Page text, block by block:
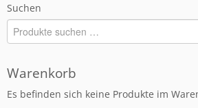
Suchen
Warenkorb
Es befinden sich keine Produkte im